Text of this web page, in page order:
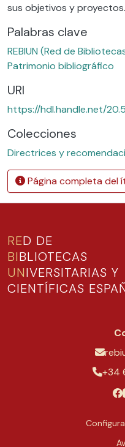
sus objetivos y proyectos.
Palabras clave
REBIUN (Red de
Patrimonio bibliográfico
URI
https://hdl.handle.net/
Colecciones
Directrices y
Página completa del
RED DE
BIBLIOTECAS
UNIVERSITARIAS Y
CIENTÍFICAS
+34